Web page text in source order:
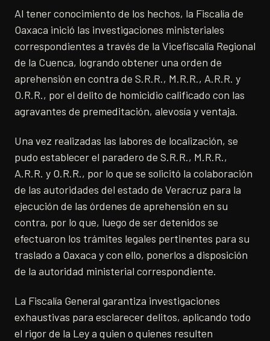
Al tener conocimiento de los hechos, la Fiscalía de
Oaxaca inició las investigaciones ministeriales
correspondientes a través de la Vicefiscalía Regional
de la Cuenca, logrando obtener una orden de
aprehensión en contra de S.R.R., M.R.R., A.R.R. y
O.R.R., por el delito de homicidio calificado con las
agravantes de premeditación, alevosía y ventaja.
Una vez realizadas las labores de localización, se
pudo establecer el paradero de S.R.R., M.R.R.,
A.R.R. y O.R.R., por lo que se solicitó la colaboración
de las autoridades del estado de Veracruz para la
ejecución de las órdenes de aprehensión en su
contra, por lo que, luego de ser detenidos se
efectuaron los trámites legales pertinentes para su
traslado a Oaxaca y con ello, ponerlos a disposición
de la autoridad ministerial correspondiente.
La Fiscalía General garantiza investigaciones
exhaustivas para esclarecer delitos, aplicando todo
el rigor de la Ley a quien o quienes resulten